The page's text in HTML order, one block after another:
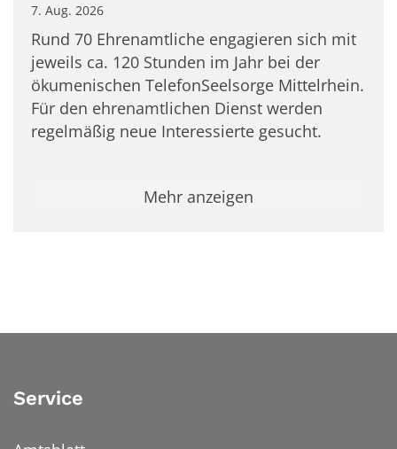
7. Aug. 2026
Rund 70 Ehrenamtliche engagieren sich mit
jeweils ca. 120 Stunden im Jahr bei der
ökumenischen TelefonSeelsorge Mittelrhein.
Für den ehrenamtlichen Dienst werden
regelmäßig neue Interessierte gesucht.
Mehr anzeigen
Service